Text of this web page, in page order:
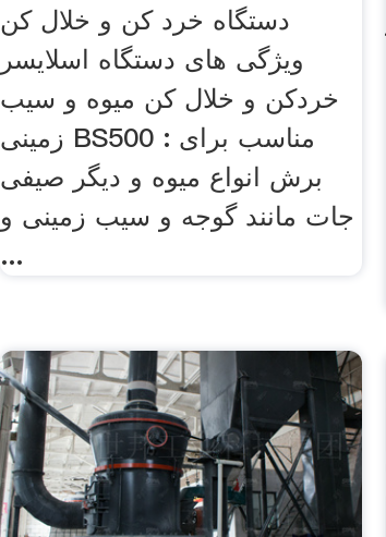
دستگاه خرد کن و خلال کن
ویژگی های دستگاه اسلایسر
خردکن و خلال کن میوه و سیب
زمینی BS500 : مناسب برای
برش انواع میوه و دیگر صیفی
جات مانند گوجه و سیب زمینی و
...